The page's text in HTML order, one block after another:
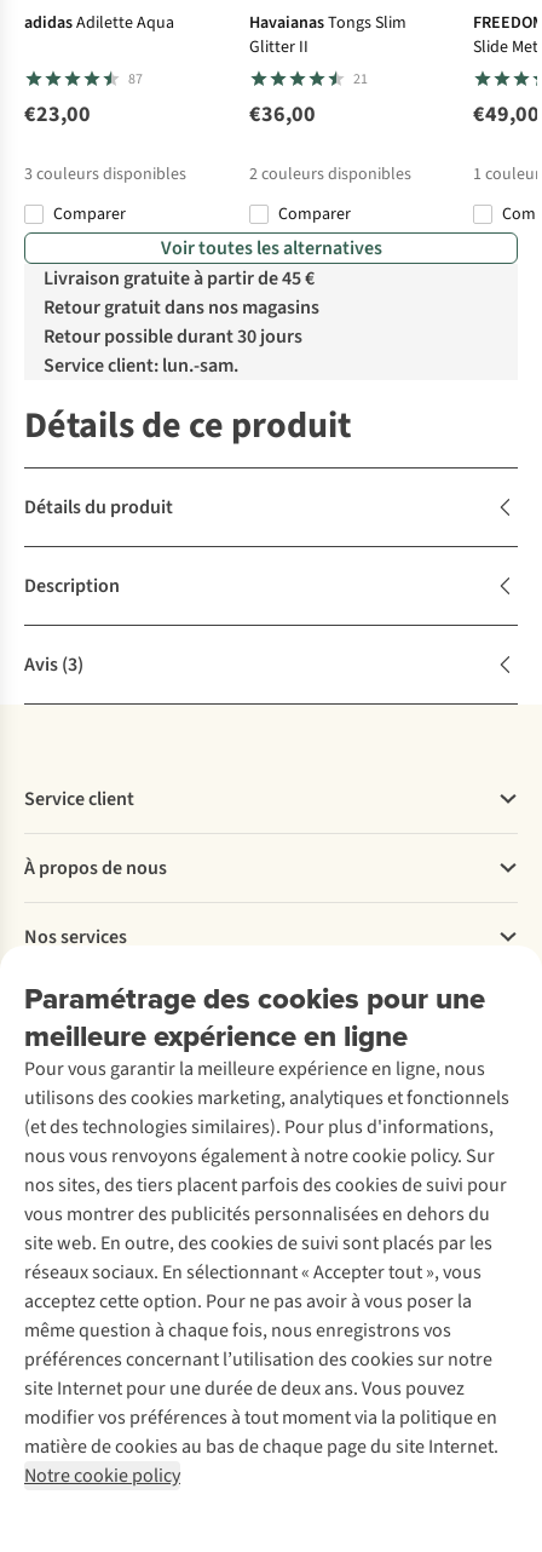
adidasAdilette Aqua
87
€23,00
3couleurs disponibles
Comparer
HavaianasTongs Slim
Glitter II
21
€36,00
2couleurs disponibles
Comparer
Slide
€49,00
1
Voir toutes les alternatives
Livraison gratuite à partir de 45 €
Retour gratuit dans nos magasins
Retour possible durant 30 jours
Service client: lun.-sam.
Détails de ce produit
Détails du produit
Description
Avis(3)
Paramétrage des cookies pour une
meilleure expérience en ligne
Pour vous garantir la meilleure expérience en ligne, nous
utilisons des cookies marketing, analytiques et fonctionnels
(et des technologies similaires). Pour plus d'informations,
nous vous renvoyons également à notre cookie policy. Sur
nos sites, des tiers placent parfois des cookies de suivi pour
vous montrer des publicités personnalisées en dehors du
site web. En outre, des cookies de suivi sont placés par les
réseaux sociaux. En sélectionnant « Accepter tout », vous
acceptez cette option. Pour ne pas avoir à vous poser la
même question à chaque fois, nous enregistrons vos
préférences concernant l’utilisation des cookies sur notre
site Internet pour une durée de deux ans. Vous pouvez
modifier vos préférences à tout moment via la politique en
matière de cookies au bas de chaque page du site Internet.
Notre cookie policy
Service client
Commander
Payer
Livraison
Rétractation d'une commande
Entretien & réparations
Garantie
Contactez-nous
À propos de nous
Explore More
À propos d’Ayacucho
Nos magasins
À propos d’A.S.Adventure
Déclaration d'accessibilité
Nos services
Location / Location sports d’hiver
Entretien de ski
Service de lavage
Entretien de chaussures
Réparation de chaussures
Réparation de vêtements
Retouches
Pour les entreprises
Découvrez
A.S.Magazine
Explore Camp
Gear Check
Expertise & conseils
Abonnez-vous à la newsletter
Suivez-nous
Mentions légales
Politique de confidentialité
Conditions générales
Cookie Policy
AS Adventure Luxemburg SA,